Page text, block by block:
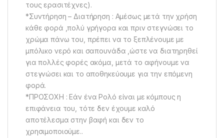
τους ερασιτέχνες).
*Συντήρηση – Διατήρηση : Αμέσως μετά την χρήση
κάθε φορά ,πολύ γρήγορα και πριν στεγνώσει το
χρώμα πάνω του, πρέπει να το ξεπλένουμε με
μπόλικο νερό και σαπουνάδα ,ώστε να διατηρηθεί
για πολλές φορές ακόμα, μετά το αφήνουμε να
στεγνώσει και το αποθηκεύουμε για την επόμενη
φορά.
*ΠΡΟΣΟΧΗ : Εάν ένα Ρολό είναι με κόμπους η
επιφάνεια του, τότε δεν έχουμε καλό
αποτέλεσμα στην βαφή και δεν το
χρησιμοποιούμε..